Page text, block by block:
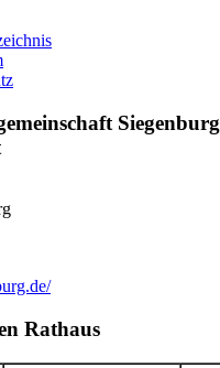
Siegenburg
Rathaus